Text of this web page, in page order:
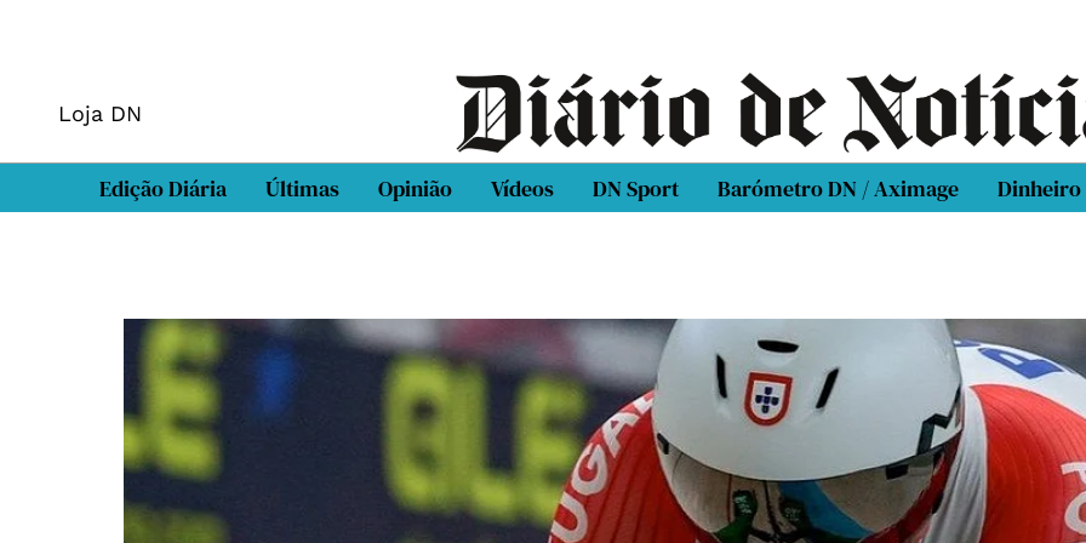
Loja DN
Edição Diária Últimas Opinião Vídeos DN Sport Barómetro DN / Aximage Dinheiro